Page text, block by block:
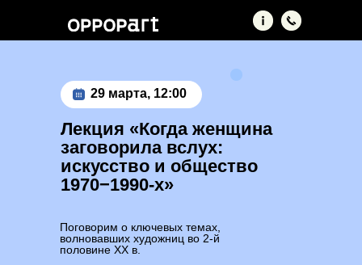
Лекция «Когда женщина
заговорила вслух:
искусство и общество
1970−1990-х»
Поговорим о ключевых темах,
волновавших художниц во 2-й
половине ХХ в.
29 марта, 12:00